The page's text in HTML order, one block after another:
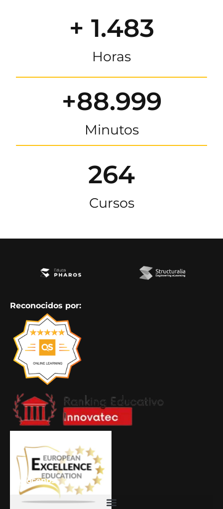
+ 1.483
Horas
+88.999
Minutos
264
Cursos
Reconocidos por:
Conócenos